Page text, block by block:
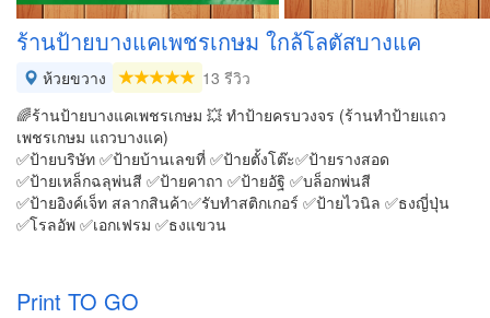
ร้านป้ายบางแคเพชรเกษม ใกล้โลตัสบางแค
ห้วยขวาง
13 รีวิว
🌈ร้านป้ายบางแคเพชรเกษม 💥 ทำป้ายครบวงจร (ร้านทำป้ายแถว
เพชรเกษม แถวบางแค)
✅ป้ายบริษัท ✅ป้ายบ้านเลขที่ ✅ป้ายตั้งโต๊ะ✅ป้ายรางสอด
✅ป้ายเหล็กฉลุพ่นสี ✅ป้ายคาถา ✅ป้ายอัฐิ ✅บล็อกพ่นสี
✅ป้ายอิงค์เจ็ท สลากสินค้า✅รับทำสติกเกอร์ ✅ป้ายไวนิล ✅ธงญี่ปุ่น
✅โรลอัพ ✅เอกเฟรม ✅ธงแขวน
Print TO GO